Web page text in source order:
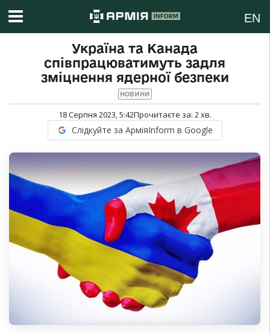
EN
Україна та Канада
співпрацюватимуть задля
зміцнення ядерної безпеки
НОВИНИ
18 Серпня 2023, 5:42Прочитаєте за: 2хв.
Слідкуйте за АрміяInform в Google